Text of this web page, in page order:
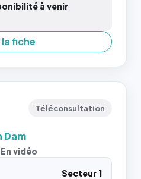
à venir
fiche
Téléconsultation
Dam
vidéo
Secteur 1